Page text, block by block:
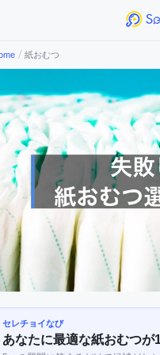
/ 紙おむつ
セレチョイなび
あなたに最適な紙おむつが